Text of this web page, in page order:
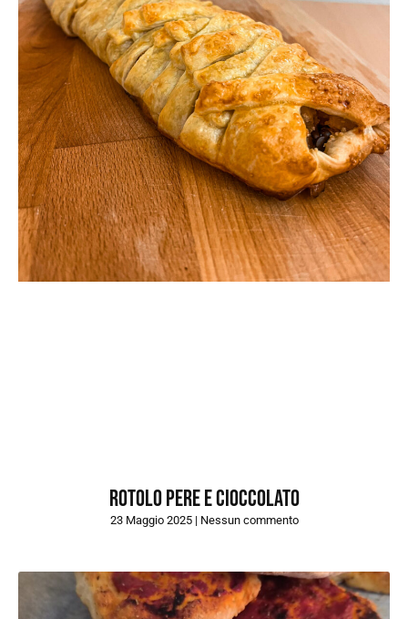
Rotolo Pere e Cioccolato
23 Maggio 2025 Nessun commento